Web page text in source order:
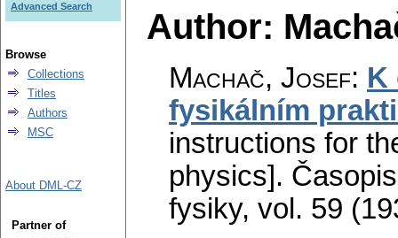
Author:
Machač, Josef: K
fysikálním
instructions for
physics].
fysiky, vol. 59
Advanced Search
Browse
Collections
Titles
Authors
MSC
About DML-CZ
Partner of